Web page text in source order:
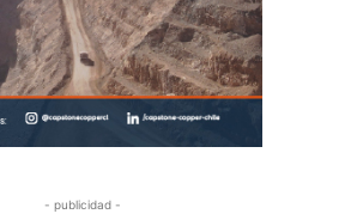
- publicidad -